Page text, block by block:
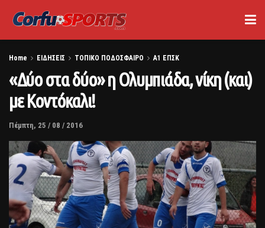
Home ΕΙΔΗΣΕΙΣ ΤΟΠΙΚΟ ΠΟΔΟΣΦΑΙΡΟ Α1 ΕΠΣΚ
«Δύο στα δύο» η Ολυμπιάδα, νίκη (και)
με Κοντόκαλι!
Πέμπτη, 25 / 08 / 2016